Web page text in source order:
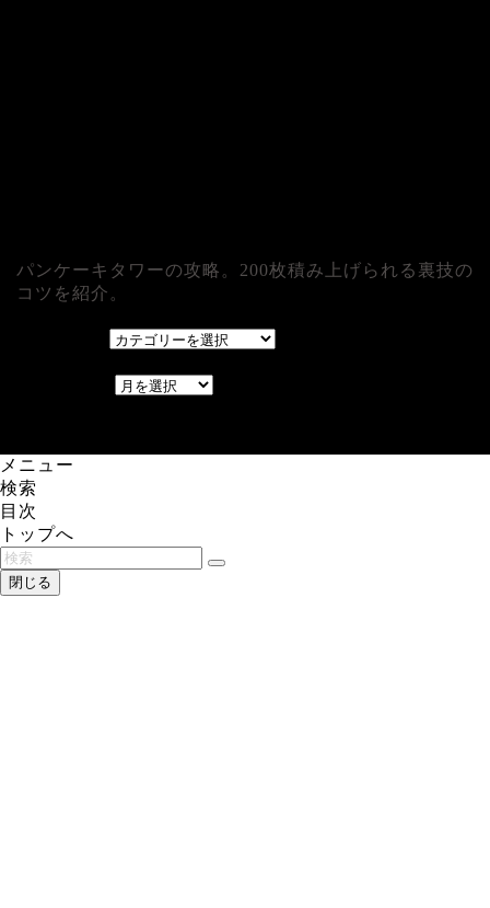
パンケーキタワーの攻略。200枚積み上げられる裏技の
コツを紹介。
メニュー
検索
目次
トップへ
閉じる